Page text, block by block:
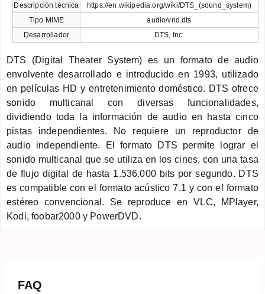
Descripción técnica
https://en.wikipedia.org/wiki/DTS_(sound_system)
Tipo MIME
audio/vnd.dts
Desarrollador
DTS, Inc.
DTS (Digital Theater System) es un formato de audio
envolvente desarrollado e introducido en 1993, utilizado
en películas HD y entretenimiento doméstico. DTS ofrece
sonido multicanal con diversas funcionalidades,
dividiendo toda la información de audio en hasta cinco
pistas independientes. No requiere un reproductor de
audio independiente. El formato DTS permite lograr el
sonido multicanal que se utiliza en los cines, con una tasa
de flujo digital de hasta 1.536.000 bits por segundo. DTS
es compatible con el formato acústico 7.1 y con el formato
estéreo convencional. Se reproduce en VLC, MPlayer,
Kodi, foobar2000 y PowerDVD.
FAQ